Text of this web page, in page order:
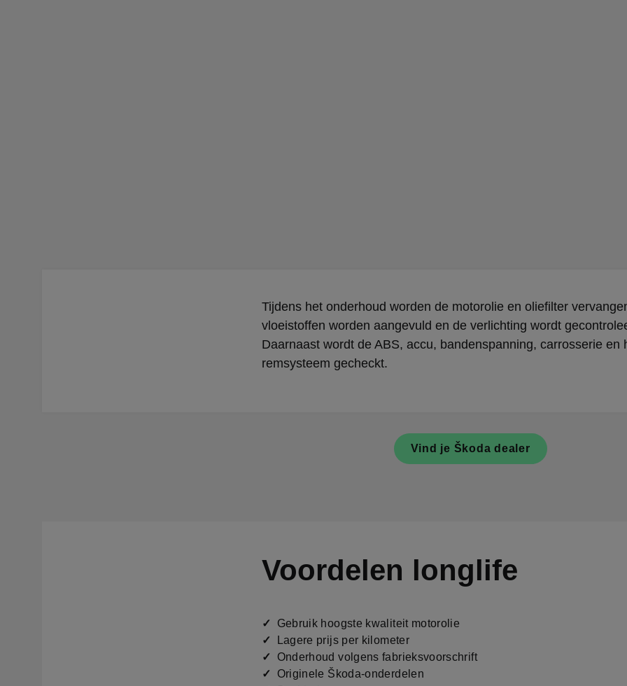
Tijdens het onderhoud worden de motorolie en oliefilter
vloeistoffen worden aangevuld en de verlichting wordt
Daarnaast wordt de ABS, accu, bandenspanning, carrosserie en
remsysteem gecheckt.
Vind je Škoda dealer
Voordelen longlife
✓
Gebruik hoogste kwaliteit motorolie
✓
Lagere prijs per kilometer
✓
Onderhoud volgens fabrieksvoorschrift
✓
Originele Škoda-onderdelen